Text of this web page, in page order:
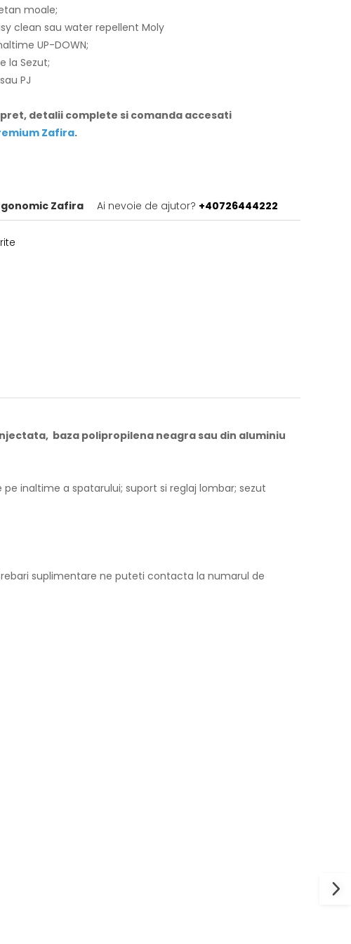
moale;
clean sau water repellent Moly
UP-DOWN;
la Sezut;
PJ
detalii complete si comanda accesati
Zafira.
Zafira Ai nevoie de ajutor? +40726444222
baza polipropilena neagra sau din aluminiu
inaltime a spatarului; suport si reglaj lombar; sezut
suplimentare ne puteti contacta la numarul de